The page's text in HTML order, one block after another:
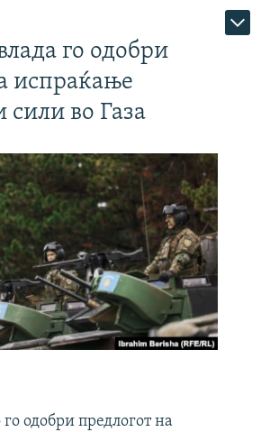
го одобри
испраќање
сили во Газа
одобри предлогот на